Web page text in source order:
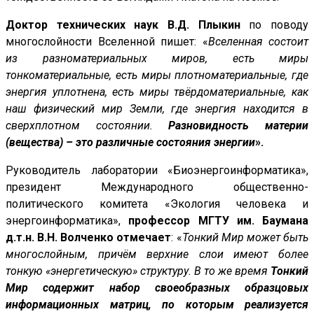
Доктор технических наук В.Д. Плыкинпо поводу
многослойности Вселенной пишет: «Вселенная состоит
из разноматериальных миров, есть миры
тонкоматериальные, есть миры плотноматериальные, где
энергия уплотнена, есть миры твёрдоматериальные, как
наш физический мир Земли, где энергия находится в
сверхплотном состоянии.Разновидность материи
(вещества) – это различные состояния энергии».
Руководитель лаборатории «Биоэнергоинформатика»,
президент Международного общественно-
политического комитета «Экология человека и
энергоинформатика», профессор МГТУ им. Баумана
д.т.н. В.Н. Волченко отмечает: «Тонкий Мир может быть
многослойным, причём верхние слои имеют более
тонкую «энергетическую» структуру. В то же время Тонкий
Мир содержит набор своеобразных образцовых
информационных матриц, по которым реализуется